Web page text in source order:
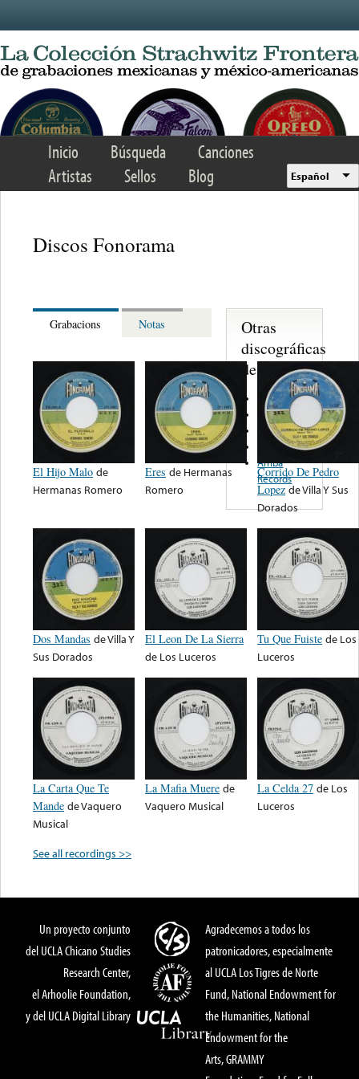
Inicio Búsqueda
Canciones
Artistas
Sellos Blog Español
Discos Fonorama
Grabacions Notas
El Hijo Malo de
Hermanas Romero
Eres de Hermanas
Romero
Corrido De Pedro
Lopez deVilla Y Sus
Dorados
Dos Mandas deVilla Y
Sus Dorados
El Leon De La Sierra
de Los Luceros
Tu Que Fuiste de Los
Luceros
La Carta Que Te
Mande deVaquero
Musical
La Mafia Muere de
Vaquero Musical
La Celda 27 de Los
Luceros
See all recordings >>
Otras
discográficas
de nota ...
Disco Diana
Yuriko
Del Sur
Arriba
Records
Un proyecto conjunto
del UCLA Chicano Studies
Research Center,
el Arhoolie Foundation,
y del UCLA Digital Library
Agradecemos a todos los
patronicadores, especialmente
al UCLA Los Tigres de Norte
Fund, National Endowment for
the Humanities, National
Endowment for the
Arts, GRAMMY